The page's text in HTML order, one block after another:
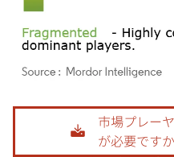
画像 © Mordor Intelligence。再利用